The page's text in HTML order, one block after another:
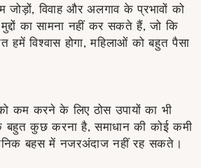
जोड़ों, विवाह और अलगाव के प्रभावों को
का सामना नहीं कर सकते हैं, जो कि
हमें विश्वास होगा, महिलाओं को बहुत पैसा
कम करने के लिए ठोस उपायों का भी
बहुत कुछ करना है, समाधान की कोई कमी
बहस में नजरअंदाज नहीं रह सकते।